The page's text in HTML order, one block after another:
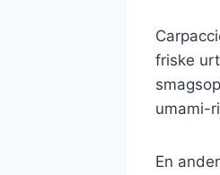
friske
umami-
En